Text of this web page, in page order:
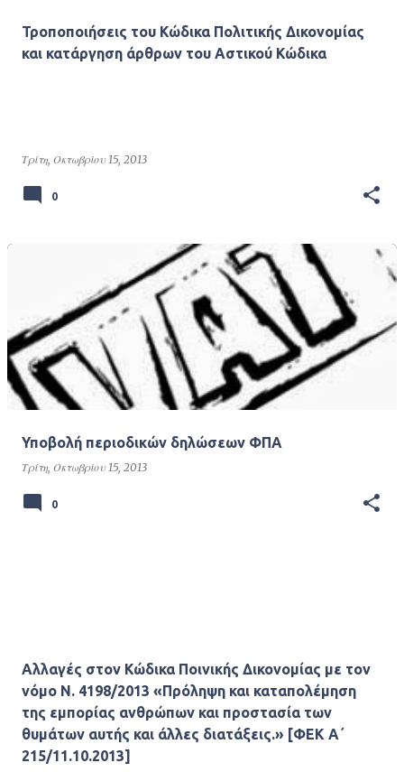
Τροποποιήσεις του Κώδικα Πολιτικής Δικονομίας
και κατάργηση άρθρων του Αστικού Κώδικα
Τρίτη, Οκτωβρίου 15, 2013
0
Υποβολή περιοδικών δηλώσεων ΦΠΑ
Τρίτη, Οκτωβρίου 15, 2013
0
Αλλαγές στον Κώδικα Ποινικής Δικονομίας με τον
νόμο Ν. 4198/2013 «Πρόληψη και καταπολέμηση
της εμπορίας ανθρώπων και προστασία των
θυμάτων αυτής και άλλες διατάξεις.» [ΦΕΚ Α΄
215/11.10.2013]